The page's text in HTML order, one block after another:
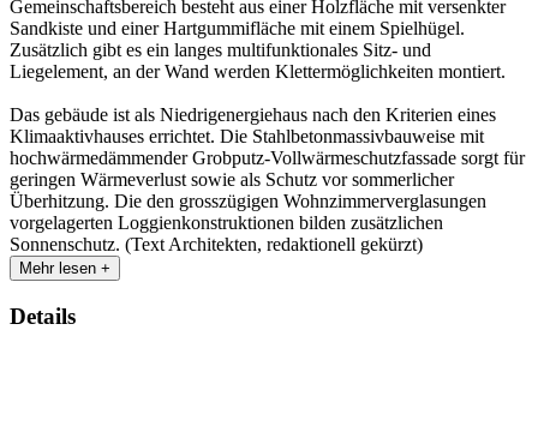
Gemeinschaftsbereich besteht aus einer Holzfläche mit versenkter
Sandkiste und einer Hartgummifläche mit einem Spielhügel.
Zusätzlich gibt es ein langes multifunktionales Sitz- und
Liegelement, an der Wand werden Klettermöglichkeiten montiert.
Das gebäude ist als Niedrigenergiehaus nach den Kriterien eines
Klimaaktivhauses errichtet. Die Stahlbetonmassivbauweise mit
hochwärmedämmender Grobputz-Vollwärmeschutzfassade sorgt für
geringen Wärmeverlust sowie als Schutz vor sommerlicher
Überhitzung. Die den grosszügigen Wohnzimmerverglasungen
vorgelagerten Loggienkonstruktionen bilden zusätzlichen
Sonnenschutz. (Text Architekten, redaktionell gekürzt)
Mehr lesen +
Details